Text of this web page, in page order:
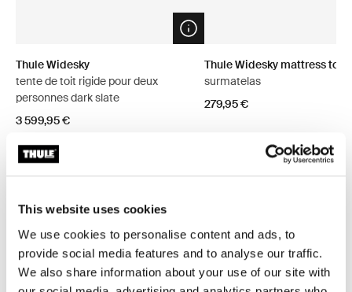
This website uses cookies
We use cookies to personalise content and ads, to
provide social media features and to analyse our traffic.
We also share information about your use of our site with
Open info modal
Thule Widesky
tente de toit rigide pour deux
personnes dark slate
3 599,95 €
Thule Widesky mattress
surmatelas
279,95 €
Explorer les offres groupées
Économisez 5%